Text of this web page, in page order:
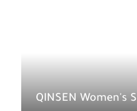
QINSEN Women's